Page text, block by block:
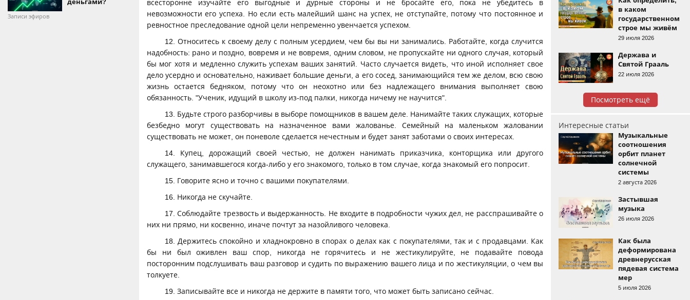
деньгами?
Записи эфиров
всесторонне изучайте его выгодные и дурные стороны и не бросайте его, пока не убедитесь в
невозможности его успеха. Но если есть малейший шанс на успех, не отступайте, потому что постоянное и
ревностное преследование одной цели непременно увенчается успехом.
12. Относитесь к своему делу с полным усердием, чем бы вы ни занимались. Работайте, когда случится
надобность: рано и поздно, вовремя и не вовремя, одним словом, не пропускайте ни одного случая, который
бы мог хотя и медленно служить успехам ваших занятий. Часто случается видеть, что иной исполняет свое
дело усердно и основательно, наживает большие деньги, а его сосед, занимающийся тем же делом, всю свою
жизнь остается бедняком, потому что он неохотно или без надлежащего внимания выполняет свою
обязанность. "Ученик, идущий в школу из-под палки, никогда ничему не научится".
13. Будьте строго разборчивы в выборе помощников в вашем деле. Нанимайте таких служащих, которые
безбедно могут существовать на назначенное вами жалованье. Семейный на маленьком жаловании
существовать не может, он поневоле сделается нечестным и будет занят заботами о своих интересах.
14. Купец, дорожащий своей честью, не должен нанимать приказчика, конторщика или другого
служащего, занимавшегося когда-либо у его знакомого, только в том случае, когда знакомый его попросит.
15. Говорите ясно и точно с вашими покупателями.
16. Никогда не скучайте.
17. Соблюдайте трезвость и выдержанность. Не входите в подробности чужих дел, не расспрашивайте о
них ни прямо, ни косвенно, иначе почтут за назойливого человека.
18. Держитесь спокойно и хладнокровно в спорах о делах как с покупателями, так и с продавцами. Как
бы ни был оживлен ваш спор, никогда не горячитесь и не жестикулируйте, не подавайте повода
посторонним подслушивать ваш разговор и судить по выражению вашего лица и по жестикуляции, о чем вы
толкуете.
19. Записывайте все и никогда не держите в памяти того, что может быть записано сейчас.
в каком
государственном
строе мы живём
29 июля 2026
Держава и
Святой Грааль
22 июля 2026
Посмотреть ещё
Интересные статьи
Музыкальные
соотношения
орбит планет
солнечной
системы
2 августа 2026
Застывшая
музыка
26 июля 2026
Как была
деформирована
древнерусская
пядевая система
мер
5 июля 2026